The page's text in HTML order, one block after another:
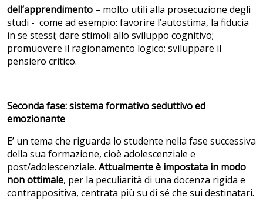
dell’apprendimento – molto utili alla prosecuzione degli
studi - come ad esempio: favorire l’autostima, la fiducia
in se stessi; dare stimoli allo sviluppo cognitivo;
promuovere il ragionamento logico; sviluppare il
pensiero critico.
Seconda fase: sistema formativo seduttivo ed
emozionante
E’ un tema che riguarda lo studente nella fase successiva
della sua formazione, cioè adolescenziale e
post/adolescenziale. Attualmente è impostata in modo
non ottimale, per la peculiarità di una docenza rigida e
contrappositiva, centrata più su di sé che sui destinatari.